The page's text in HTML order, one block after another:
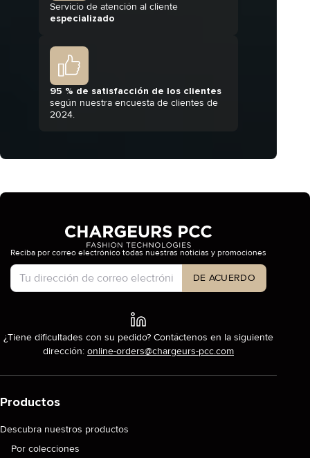
Servicio de atención al cliente
especializado
95 % de satisfacción de los clientes
según nuestra encuesta de clientes de
2024.
Tipo de cuenta
Reciba por correo electrónico todas nuestras noticias y promociones
DE ACUERDO
¿Tiene dificultades con su pedido? Contáctenos en la siguiente
dirección: online-orders@chargeurs-pcc.com
Productos
Descubra nuestros productos
Por colecciones